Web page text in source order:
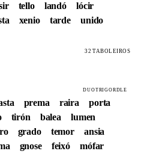
tello landó
lócir
xenio tarde
unido
32 TABOLEIROS
DUOTRIGORDLE
prema raira
porta
tirón balea
lumen
grado temor
ansia
gnose feixó
mófar